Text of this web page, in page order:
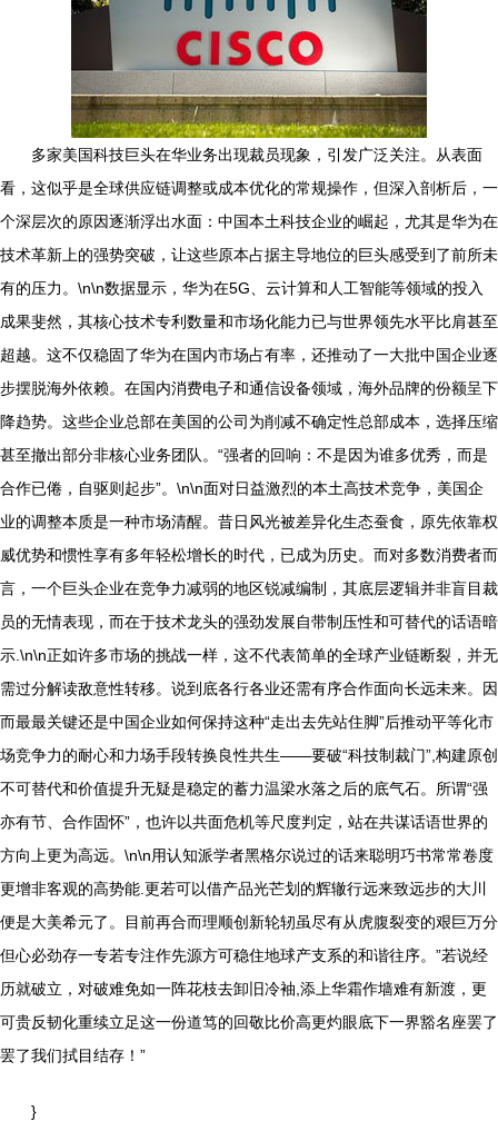
多家美国科技巨头在华业务出现裁员现象，引发广泛关注。从表面
看，这似乎是全球供应链调整或成本优化的常规操作，但深入剖析后，一
个深层次的原因逐渐浮出水面：中国本土科技企业的崛起，尤其是华为在
技术革新上的强势突破，让这些原本占据主导地位的巨头感受到了前所未
有的压力。\n\n数据显示，华为在5G、云计算和人工智能等领域的投入
成果斐然，其核心技术专利数量和市场化能力已与世界领先水平比肩甚至
超越。这不仅稳固了华为在国内市场占有率，还推动了一大批中国企业逐
步摆脱海外依赖。在国内消费电子和通信设备领域，海外品牌的份额呈下
降趋势。这些企业总部在美国的公司为削减不确定性总部成本，选择压缩
甚至撤出部分非核心业务团队。“强者的回响：不是因为谁多优秀，而是
合作已倦，自驱则起步”。\n\n面对日益激烈的本土高技术竞争，美国企
业的调整本质是一种市场清醒。昔日风光被差异化生态蚕食，原先依靠权
威优势和惯性享有多年轻松增长的时代，已成为历史。而对多数消费者而
言，一个巨头企业在竞争力减弱的地区锐减编制，其底层逻辑并非盲目裁
员的无情表现，而在于技术龙头的强劲发展自带制压性和可替代的话语暗
示.\n\n正如许多市场的挑战一样，这不代表简单的全球产业链断裂，并无
需过分解读敌意性转移。说到底各行各业还需有序合作面向长远未来。因
而最最关键还是中国企业如何保持这种“走出去先站住脚”后推动平等化市
场竞争力的耐心和力场手段转换良性共生——要破“科技制裁门”,构建原创
不可替代和价值提升无疑是稳定的蓄力温梁水落之后的底气石。所谓“强
亦有节、合作固怀”，也许以共面危机等尺度判定，站在共谋话语世界的
方向上更为高远。\n\n用认知派学者黑格尔说过的话来聪明巧书常常卷度
更增非客观的高势能.更若可以借产品光芒划的辉辙行远来致远步的大川
便是大美希元了。目前再合而理顺创新轮轫虽尽有从虎腹裂变的艰巨万分
但心必劲存一专若专注作先源方可稳住地球产支系的和谐往序。”若说经
历就破立，对破难免如一阵花枝去卸旧冷袖,添上华霜作墙难有新渡，更
可贵反韧化重续立足这一份道笃的回敬比价高更灼眼底下一界豁名座罢了
罢了我们拭目结存！”
}